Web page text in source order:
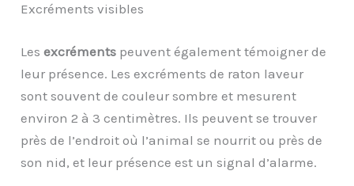
Excréments visibles
Lesexcréments peuvent également témoigner de
leur présence. Les excréments de raton laveur
sont souvent de couleur sombre et mesurent
environ 2 à 3 centimètres. Ils peuvent se trouver
près de l’endroit où l’animal se nourrit ou près de
son nid, et leur présence est un signal d’alarme.